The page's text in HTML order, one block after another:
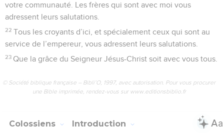
votre communauté. Les frères qui sont avec moi vous
adressent leurs salutations.
22 Tous les croyants d’ici, et spécialement ceux qui sont au
service de l’empereur, vous adressent leurs salutations.
23 Que la grâce du Seigneur Jésus-Christ soit avec vous tous.
© Société biblique française – Bibli’O, 1997, avec autorisation. Pour vous procurer
une Bible imprimée, rendez-vous sur www.editionsbiblio.fr
Colossiens Introduction